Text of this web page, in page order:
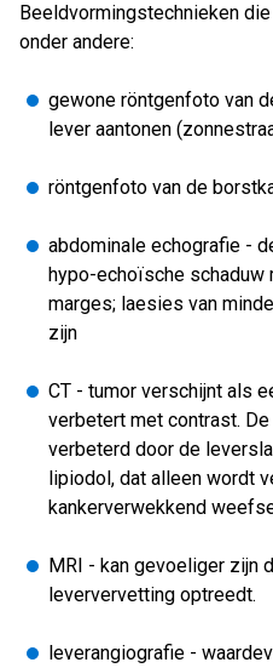
Beeldvormingstechnieken
onder andere:
gewone röntgenfoto van
lever aantonen
röntgenfoto van de
abdominale echografie -
hypo-echoïsche
marges; laesies van
zijn
CT - tumor verschijnt als
verbetert met contrast.
verbeterd door de
lipiodol, dat alleen wordt
kankerverwekkend
MRI - kan gevoeliger zijn
leververvetting optreedt.
leverangiografie -